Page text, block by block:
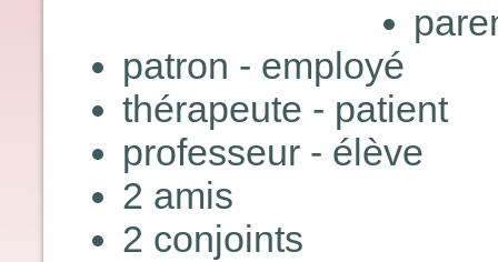
patron - employé
thérapeute - patient
professeur - élève
2 amis
2 conjoints